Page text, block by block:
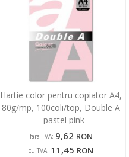
Hartie color pentru copiator A4,
80g/mp, 100coli/top, Double A
- pastel pink
fara TVA: 9,62 RON
cu TVA: 11,45 RON